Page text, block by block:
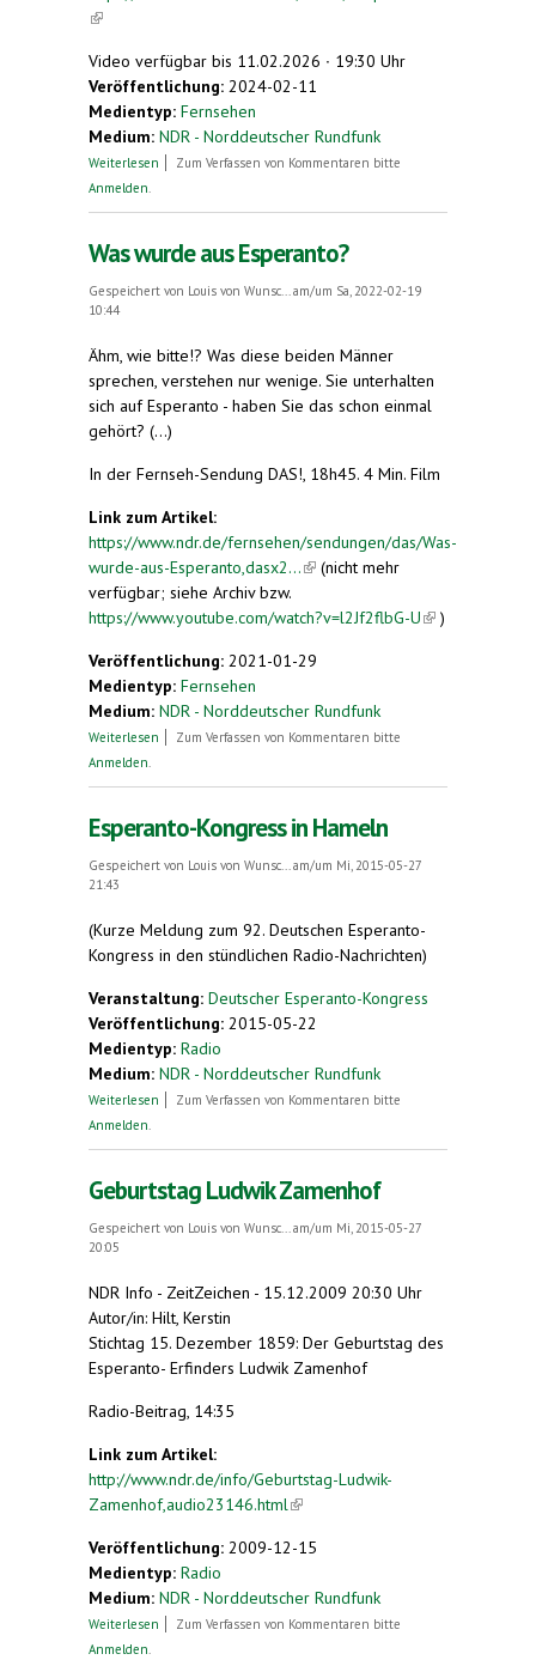
(link is external)
Video verfügbar bis 11.02.2026 ∙ 19:30 Uhr
Veröffentlichung: 2024-02-11
Medientyp: Fernsehen
Medium: NDR - Norddeutscher Rundfunk
Weiterlesen über Über Esperanto im Nordmagazin, NDR
Zum Verfassen von Kommentaren bitte
Anmelden
Was wurde aus Esperanto?
Gespeichert von Louis von Wunsc...
am/um Sa, 2022-02-19
10:44
Ähm, wie bitte!? Was diese beiden Männer
sprechen, verstehen nur wenige. Sie unterhalten
sich auf Esperanto - haben Sie das schon einmal
gehört? (...)
In der Fernseh-Sendung DAS!, 18h45. 4 Min. Film
Link zum Artikel:
https://www.ndr.de/fernsehen/sendungen/das/Was-
wurde-aus-Esperanto,dasx2...(link is external)
(nicht mehr
verfügbar; siehe Archiv bzw.
https://www.youtube.com/watch?v=l2Jf2flbG-U(link is
)
Veröffentlichung: 2021-01-29
Medientyp: Fernsehen
Medium: NDR - Norddeutscher Rundfunk
Weiterlesen über Was wurde aus Esperanto?
Zum Verfassen von Kommentaren bitte
Anmelden
Esperanto-Kongress in Hameln
Gespeichert von Louis von Wunsc...
am/um Mi, 2015-05-27
21:43
(Kurze Meldung zum 92. Deutschen Esperanto-
Kongress in den stündlichen Radio-Nachrichten)
Veranstaltung: Deutscher Esperanto-Kongress
Veröffentlichung: 2015-05-22
Medientyp: Radio
Medium: NDR - Norddeutscher Rundfunk
Weiterlesen über Esperanto-Kongress in Hameln
Zum Verfassen von Kommentaren bitte
Anmelden
Geburtstag Ludwik Zamenhof
Gespeichert von Louis von Wunsc...
am/um Mi, 2015-05-27
20:05
NDR Info - ZeitZeichen - 15.12.2009 20:30 Uhr
Autor/in: Hilt, Kerstin
Stichtag 15. Dezember 1859: Der Geburtstag des
Esperanto- Erfinders Ludwik Zamenhof
Radio-Beitrag, 14:35
Link zum Artikel:
http://www.ndr.de/info/Geburtstag-Ludwik-
Zamenhof,audio23146.html (link is external)
Veröffentlichung: 2009-12-15
Medientyp: Radio
Medium: NDR - Norddeutscher Rundfunk
Weiterlesen über Geburtstag Ludwik Zamenhof
Zum Verfassen von Kommentaren bitte
Anmelden